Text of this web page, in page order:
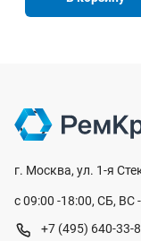
г. Москва, ул. 1-я
с 09:00 -18:00, СБ, ВС
+7 (495) 640-33-